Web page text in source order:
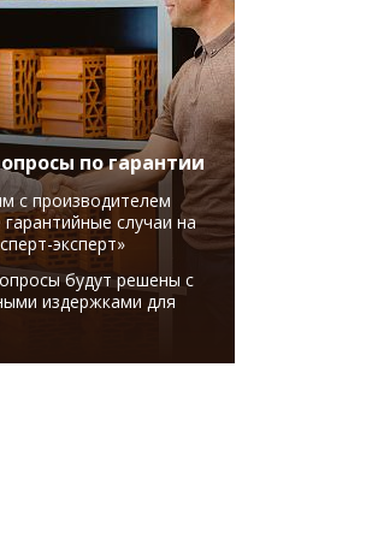
по гарантии
с производителем
случаи на
эксперт»
будут решены с
издержками для